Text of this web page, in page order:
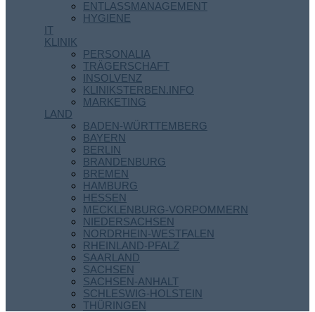
ENTLASSMANAGEMENT
HYGIENE
IT
KLINIK
PERSONALIA
TRÄGERSCHAFT
INSOLVENZ
KLINIKSTERBEN.INFO
MARKETING
LAND
BADEN-WÜRTTEMBERG
BAYERN
BERLIN
BRANDENBURG
BREMEN
HAMBURG
HESSEN
MECKLENBURG-VORPOMMERN
NIEDERSACHSEN
NORDRHEIN-WESTFALEN
RHEINLAND-PFALZ
SAARLAND
SACHSEN
SACHSEN-ANHALT
SCHLESWIG-HOLSTEIN
THÜRINGEN